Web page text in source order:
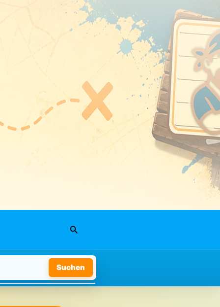
Suchen
Suchen